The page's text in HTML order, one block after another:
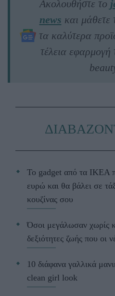
Ακολουθήστε το
news και
τα καλύτερα
τέλεια
Το gadget από τα IKEA
ευρώ και θα βάλει σε
κουζίνας σου
Όσοι μεγάλωσαν χωρίς
δεξιότητες ζωής που οι
10 διάφανα γαλλικά
clean girl look